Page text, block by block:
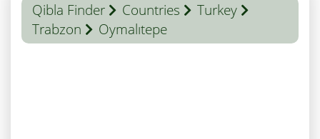
Qibla Finder Countries
Turkey
Trabzon
Oymalıtepe